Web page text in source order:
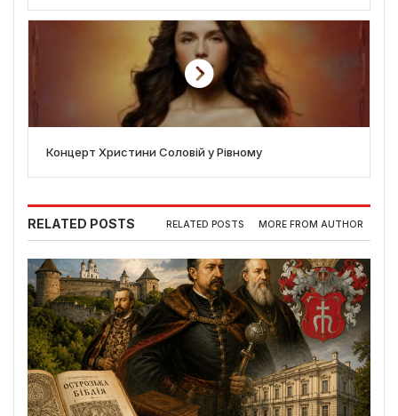
Концерт Христини Соловій у Рівному
RELATED POSTS RELATED POSTS MORE FROM AUTHOR